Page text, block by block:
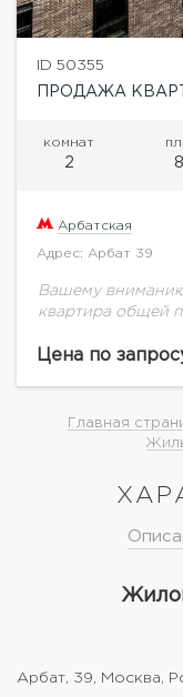
ID 50355
ПРОДАЖА
комнат
2
Арбатская
Адрес: Арбат 39
Вашему
квартира общей
Цена по
Главная
Арбат, 39, Москва,